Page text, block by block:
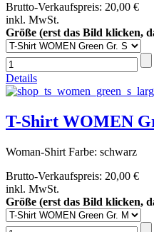
Brutto-Verkaufspreis: 20,00 €
inkl. MwSt.
Größe (erst das Bild klicken,
Details
T-Shirt WOMEN
Woman-Shirt Farbe: schwarz
Brutto-Verkaufspreis: 20,00 €
inkl. MwSt.
Größe (erst das Bild klicken,